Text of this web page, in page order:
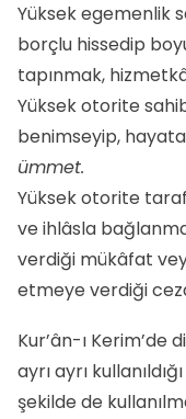
Yüksek egemenlik
borçlu hissedip
tapınmak,
Yüksek otorite
benimseyip,
ümmet.
Yüksek otorite
ve ihlâsla
verdiği mükâfat
etmeye verdiği
Kur’ân-ı Kerim’de
ayrı ayrı
şekilde de